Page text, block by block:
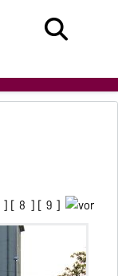
] [ 8 ] [ 9 ]